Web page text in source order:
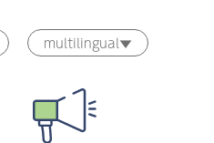
multilingual▼